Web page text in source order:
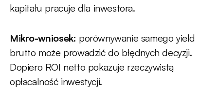
kapitału pracuje dla inwestora.
Mikro-wniosek: porównywanie samego yield
brutto może prowadzić do błędnych decyzji.
Dopiero ROI netto pokazuje rzeczywistą
opłacalność inwestycji.